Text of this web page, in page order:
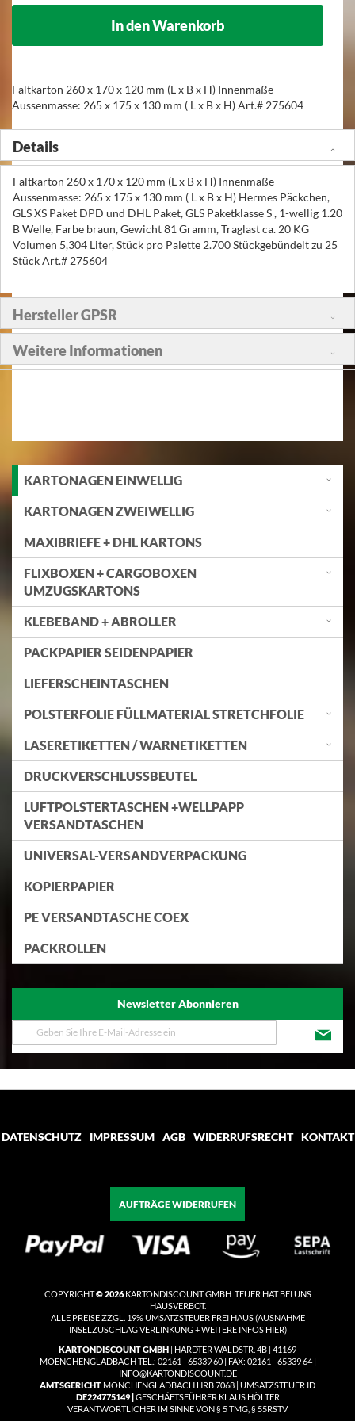
In den Warenkorb
Faltkarton 260 x 170 x 120 mm (L x B x H) Innenmaße
Aussenmasse: 265 x 175 x 130 mm ( L x B x H) Art.# 275604
Details
Faltkarton 260 x 170 x 120 mm (L x B x H) Innenmaße
Aussenmasse: 265 x 175 x 130 mm ( L x B x H) Hermes Päckchen,
GLS XS Paket DPD und DHL Paket, GLS Paketklasse S , 1-wellig 1.20
B Welle, Farbe braun, Gewicht 81 Gramm, Traglast ca. 20 KG
Volumen 5,304 Liter, Stück pro Palette 2.700 Stückgebündelt zu 25
Stück Art.# 275604
Hersteller GPSR
Weitere Informationen
KARTONAGEN EINWELLIG
KARTONAGEN ZWEIWELLIG
MAXIBRIEFE + DHL KARTONS
FLIXBOXEN + CARGOBOXEN
UMZUGSKARTONS
KLEBEBAND + ABROLLER
PACKPAPIER SEIDENPAPIER
LIEFERSCHEINTASCHEN
POLSTERFOLIE FÜLLMATERIAL STRETCHFOLIE
LASERETIKETTEN / WARNETIKETTEN
DRUCKVERSCHLUSSBEUTEL
LUFTPOLSTERTASCHEN +WELLPAPP
VERSANDTASCHEN
UNIVERSAL-VERSANDVERPACKUNG
KOPIERPAPIER
PE VERSANDTASCHE COEX
PACKROLLEN
Newsletter Abonnieren
Melden
Sie
unseren
DATENSCHUTZ
IMPRESSUM AGB WIDERRUFSRECHT KONTAKT
AUFTRÄGE WIDERRUFEN
COPYRIGHT© 2026KARTONDISCOUNT GMBH TEUER HAT BEI UNS
HAUSVERBOT.
ALLE PREISE ZZGL. 19% UMSATZSTEUER FREI HAUS(AUSNAHME
INSELZUSCHLAG VERLINKUNG + WEITERE INFOS HIER)
KARTONDISCOUNT GMBH | HARDTER WALDSTR. 4B | 41169
MOENCHENGLADBACH TEL.: 02161 - 65339 60 | FAX: 02161 - 65339 64 |
INFO@KARTONDISCOUNT.DE
AMTSGERICHT MÖNCHENGLADBACH HRB 7068 | UMSATZSTEUER ID
DE224775149 |GESCHÄFTSFÜHRER KLAUS HÖLTER
VERANTWORTLICHER IM SINNE VON § 5 TMG, § 55RSTV